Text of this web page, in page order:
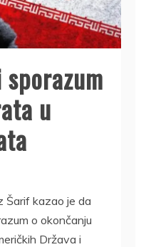
u
Šarif kazao je da
o okončanju
Država i